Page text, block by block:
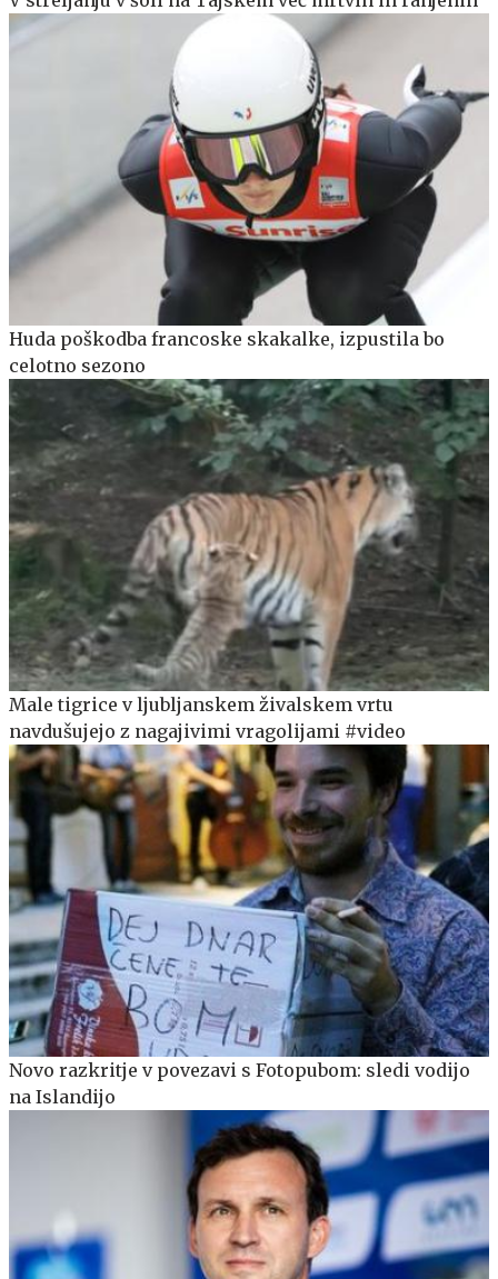
Huda poškodba francoske skakalke, izpustila bo
celotno sezono
Male tigrice v ljubljanskem živalskem vrtu
navdušujejo z nagajivimi vragolijami #video
Novo razkritje v povezavi s Fotopubom: sledi vodijo
na Islandijo